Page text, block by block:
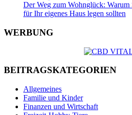
Der Weg zum Wohnglück: Warum
für Ihr eigenes Haus legen sollten
WERBUNG
BEITRAGSKATEGORIEN
Allgemeines
Familie und Kinder
Finanzen und Wirtschaft